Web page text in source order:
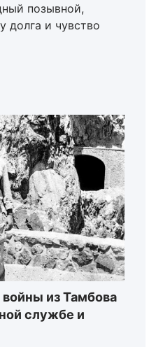
позывной,
долга и чувство
из Тамбова
службе и